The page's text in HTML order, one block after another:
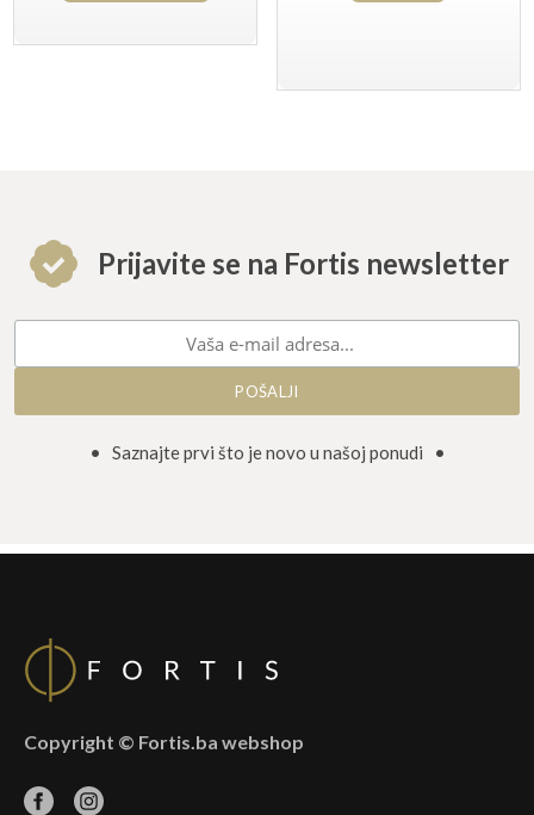
Prijavite se na Fortis newsletter
• Saznajte prvi što je novo u našoj ponudi •
Copyright © Fortis.ba webshop